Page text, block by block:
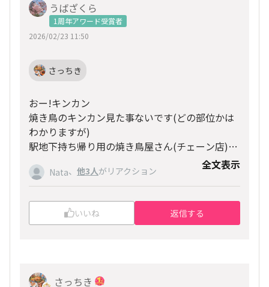
うばざくら
1周年アワード受賞者
2026/02/23 11:50
さっちき
おー!キンカン
焼き鳥のキンカン見た事ないです(どの部位かは
わかりますが)
駅地下持ち帰り用の焼き鳥屋さん(チェーン店)で
は売っていないです。
そういえば、土地柄なのか見た事ないです。
デパ地下等のぞいて見ますね
私的に、新事実発見です
Nata、 他3人がリアクション 全文表示
いいね 返信する
さっちき